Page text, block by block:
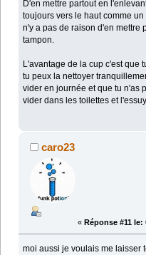
D'en mettre partout en
toujours vers le haut comme
n'y a pas de raison d'en mettre
tampon.
L'avantage de la cup c'est que
tu peux la nettoyer
vider en journée et que tu n'as
vider dans les toilettes et
caro23
« Réponse #11 le:
moi aussi je voulais me laisser